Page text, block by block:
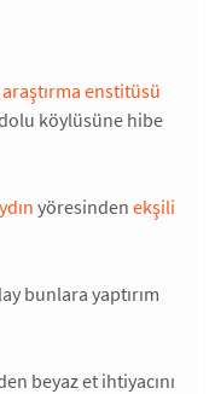
enstitüsü
köylüsüne hibe
yöresinden ekşili
bunlara yaptırım
beyaz et ihtiyacını